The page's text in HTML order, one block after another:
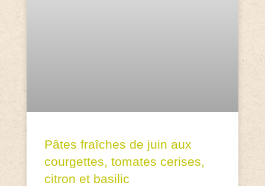
Pâtes fraîches de juin aux
courgettes, tomates cerises,
citron et basilic